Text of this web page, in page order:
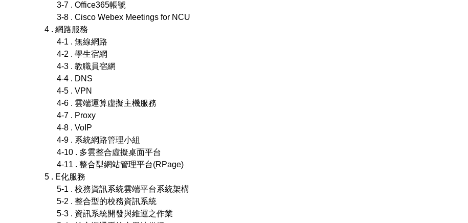
3-7 . Office365帳號
3-8 . Cisco Webex Meetings for NCU
4 . 網路服務
4-1 . 無線網路
4-2 . 學生宿網
4-3 . 教職員宿網
4-4 . DNS
4-5 . VPN
4-6 . 雲端運算虛擬主機服務
4-7 . Proxy
4-8 . VoIP
4-9 . 系統網路管理小組
4-10 . 多雲整合虛擬桌面平台
4-11 . 整合型網站管理平台(RPage)
5 . E化服務
5-1 . 校務資訊系統雲端平台系統架構
5-2 . 整合型的校務資訊系統
5-3 . 資訊系統開發與維運之作業